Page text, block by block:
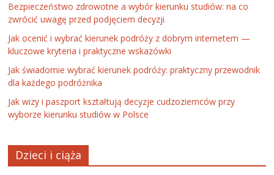
Bezpieczeństwo zdrowotne a wybór kierunku studiów: na co
zwrócić uwagę przed podjęciem decyzji
Jak ocenić i wybrać kierunek podróży z dobrym internetem —
kluczowe kryteria i praktyczne wskazówki
Jak świadomie wybrać kierunek podróży: praktyczny przewodnik
dla każdego podróżnika
Jak wizy i paszport kształtują decyzje cudzoziemców przy
wyborze kierunku studiów w Polsce
Dzieci i ciąża